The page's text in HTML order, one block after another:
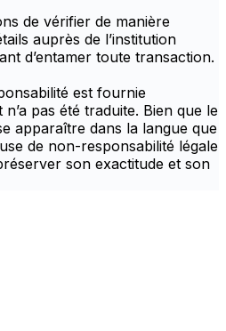
de vérifier de manière
auprès de l’institution
d’entamer toute transaction.
est fournie
pas été traduite. Bien que le
apparaître dans la langue que
de non-responsabilité légale
son exactitude et son